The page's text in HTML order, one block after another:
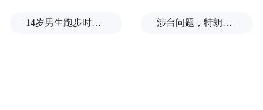
门领导与低空经济领域知名企业家，围绕低
14岁男生跑步时心脏骤停，后被鉴定为“器质性痴呆”，家属质疑校方失责 涉台问题，特朗普的教训还没吃够